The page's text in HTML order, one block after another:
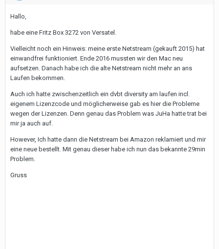
Hallo,
habe eine Fritz Box 3272 von Versatel.
Vielleicht noch ein Hinweis: meine erste Netstream (gekauft 2015) hat
einwandfrei funktioniert. Ende 2016 mussten wir den Mac neu
aufsetzen. Danach habe ich die alte Netstream nicht mehr an ans
Laufen bekommen.
Auch ich hatte zwischenzeitlich ein dvbt diversity am laufen incl.
eigenem Lizenzcode und möglicherweise gab es hier die Probleme
wegen der Lizenzen. Denn genau das Problem was JuHa hatte trat bei
mir ja auch auf.
However, Ich hatte dann die Netstream bei Amazon reklamiert und mir
eine neue bestellt. Mit genau dieser habe ich nun das bekannte 29min
Problem.
Gruss